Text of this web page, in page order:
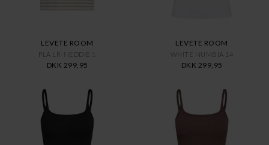
LEVETE ROOM
PLA LR-NEDDIE 1
DKK 299,95
LEVETE ROOM
WHITE NUMBIA 14
DKK 299,95